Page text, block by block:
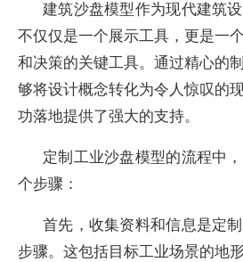
建筑沙盘模型作为现代建筑
不仅仅是一个展示工具，更是一
和决策的关键工具。通过精心的
够将设计概念转化为令人惊叹的
功落地提供了强大的支持。
定制工业沙盘模型的流程中
个步骤：
首先，收集资料和信息是定
步骤。这包括目标工业场景的地